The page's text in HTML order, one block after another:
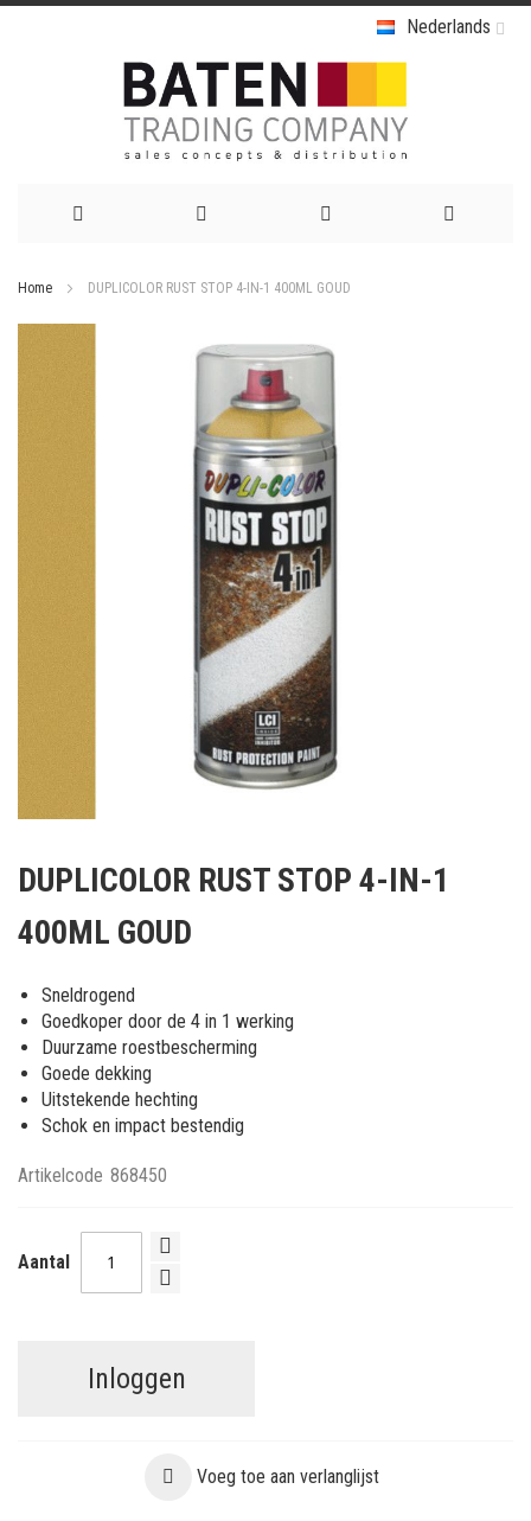
Nederlands
Home DUPLICOLOR RUST STOP 4-IN-1 400ML GOUD
het
van
afbeeldingen-
gallerij
DUPLICOLOR RUST STOP 4-IN-1
400ML GOUD
Sneldrogend
Goedkoper door de 4 in 1 werking
Duurzame roestbescherming
Goede dekking
Uitstekende hechting
Schok en impact bestendig
Artikelcode 868450
Aantal
Inloggen
Voeg toe aan verlanglijst